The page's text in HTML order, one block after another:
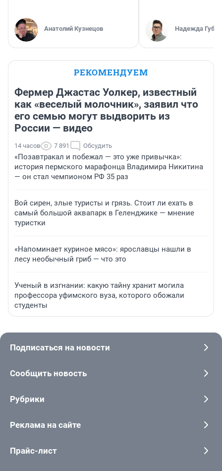
Анатолий Кузнецов Надежда
РЕКОМЕНДУЕМ
Фермер Джастас Уолкер, известный
как «веселый молочник», заявил что
его семью могут выдворить из
России — видео
14 часов 7 891 Обсудить
«Позавтракал и побежал — это уже привычка»:
история пермского марафонца Владимира Никитина
— он стал чемпионом РФ 35 раз
Вой сирен, злые туристы и грязь. Стоит ли ехать в
самый большой аквапарк в Геленджике — мнение
туристки
«Напоминает куриное мясо»: ярославцы нашли в
лесу необычный гриб — что это
Ученый в изгнании: какую тайну хранит могила
профессора уфимского вуза, которого обожали
студенты
Подписаться на новости
Сообщить новость
Рубрики
Реклама на сайте
Прайс-лист